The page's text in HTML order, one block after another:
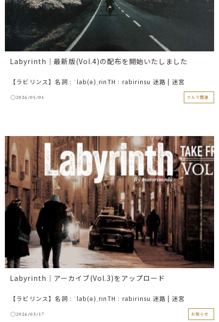
Labyrinth｜最新版(Vol.4)の配布を開始いたしました
【ラビリンス】名詞 : ˈlab(ə)ˌrinTH : rabirinsu 迷路 | 迷宮
2026/05/01 クルマ関連
Labyrinth｜アーカイブ(Vol.3)をアップロード
【ラビリンス】名詞 : ˈlab(ə)ˌrinTH : rabirinsu 迷路 | 迷宮
2026/03/17 お知らせ